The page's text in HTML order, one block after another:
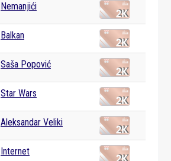
Nemanjići
Balkan
Saša Popović
Star Wars
Aleksandar Veliki
Internet